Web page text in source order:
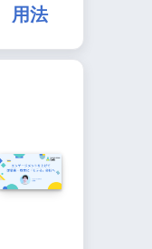
用法